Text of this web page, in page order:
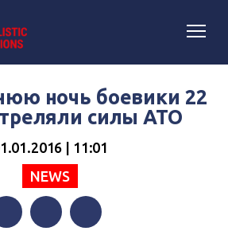
ночь боевики 22
силы АТО
| 11:01
NEWS